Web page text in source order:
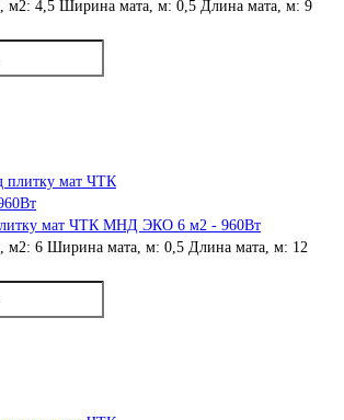
м2: 4,5 Ширина мата, м: 0,5 Длина мата, м: 9
мат ЧТК МНД ЭКО 6 м2 - 960Вт
м2: 6 Ширина мата, м: 0,5 Длина мата, м: 12